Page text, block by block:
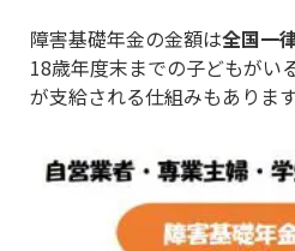
障害基礎年金の金額は全国一
18歳年度末までの子どもがい
が支給される仕組みもあります